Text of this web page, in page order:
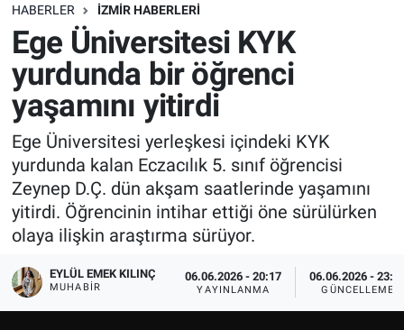
HABERLER İZMİR HABERLERİ
Ege Üniversitesi KYK
yurdunda bir öğrenci
yaşamını yitirdi
Ege Üniversitesi yerleşkesi içindeki KYK
yurdunda kalan Eczacılık 5. sınıf öğrencisi
Zeynep D.Ç. dün akşam saatlerinde yaşamını
yitirdi. Öğrencinin intihar ettiği öne sürülürken
olaya ilişkin araştırma sürüyor.
EYLÜL EMEK KILINÇ
MUHABIR
06.06.2026 - 20:17
YAYINLANMA
06.06.2026 -
GÜNCELLEME